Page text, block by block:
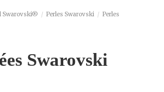
Swarovski® Perles Swarovski
Perles
Swarovski